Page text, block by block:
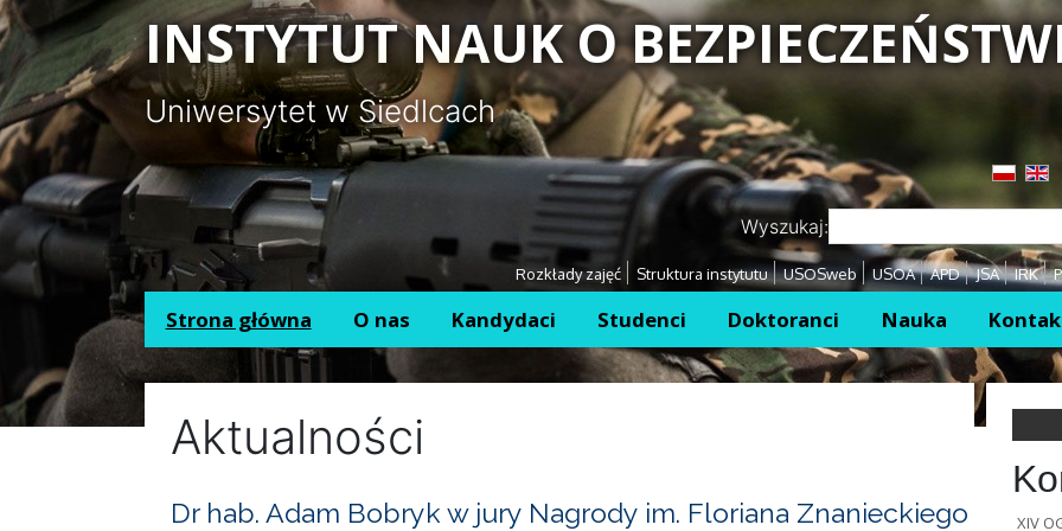
Panel zarządzania plikami cookies
INSTYTUT NAUK O
Uniwersytet w Siedlcach
Przejdź
Przejdź
Wyszukaj:
Rozkłady zajęć Struktura instytutu USOSweb USOA APD JSA IRK
Strona główna O nas Kandydaci Studenci Doktoranci Nauka
Aktualności
Dr hab. Adam Bobryk w jury Nagrody im. Floriana Znanieckiego XIV